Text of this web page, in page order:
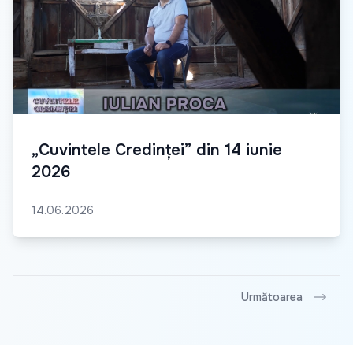
„Cuvintele Credinței” din 14 iunie
2026
14.06.2026
Următoarea